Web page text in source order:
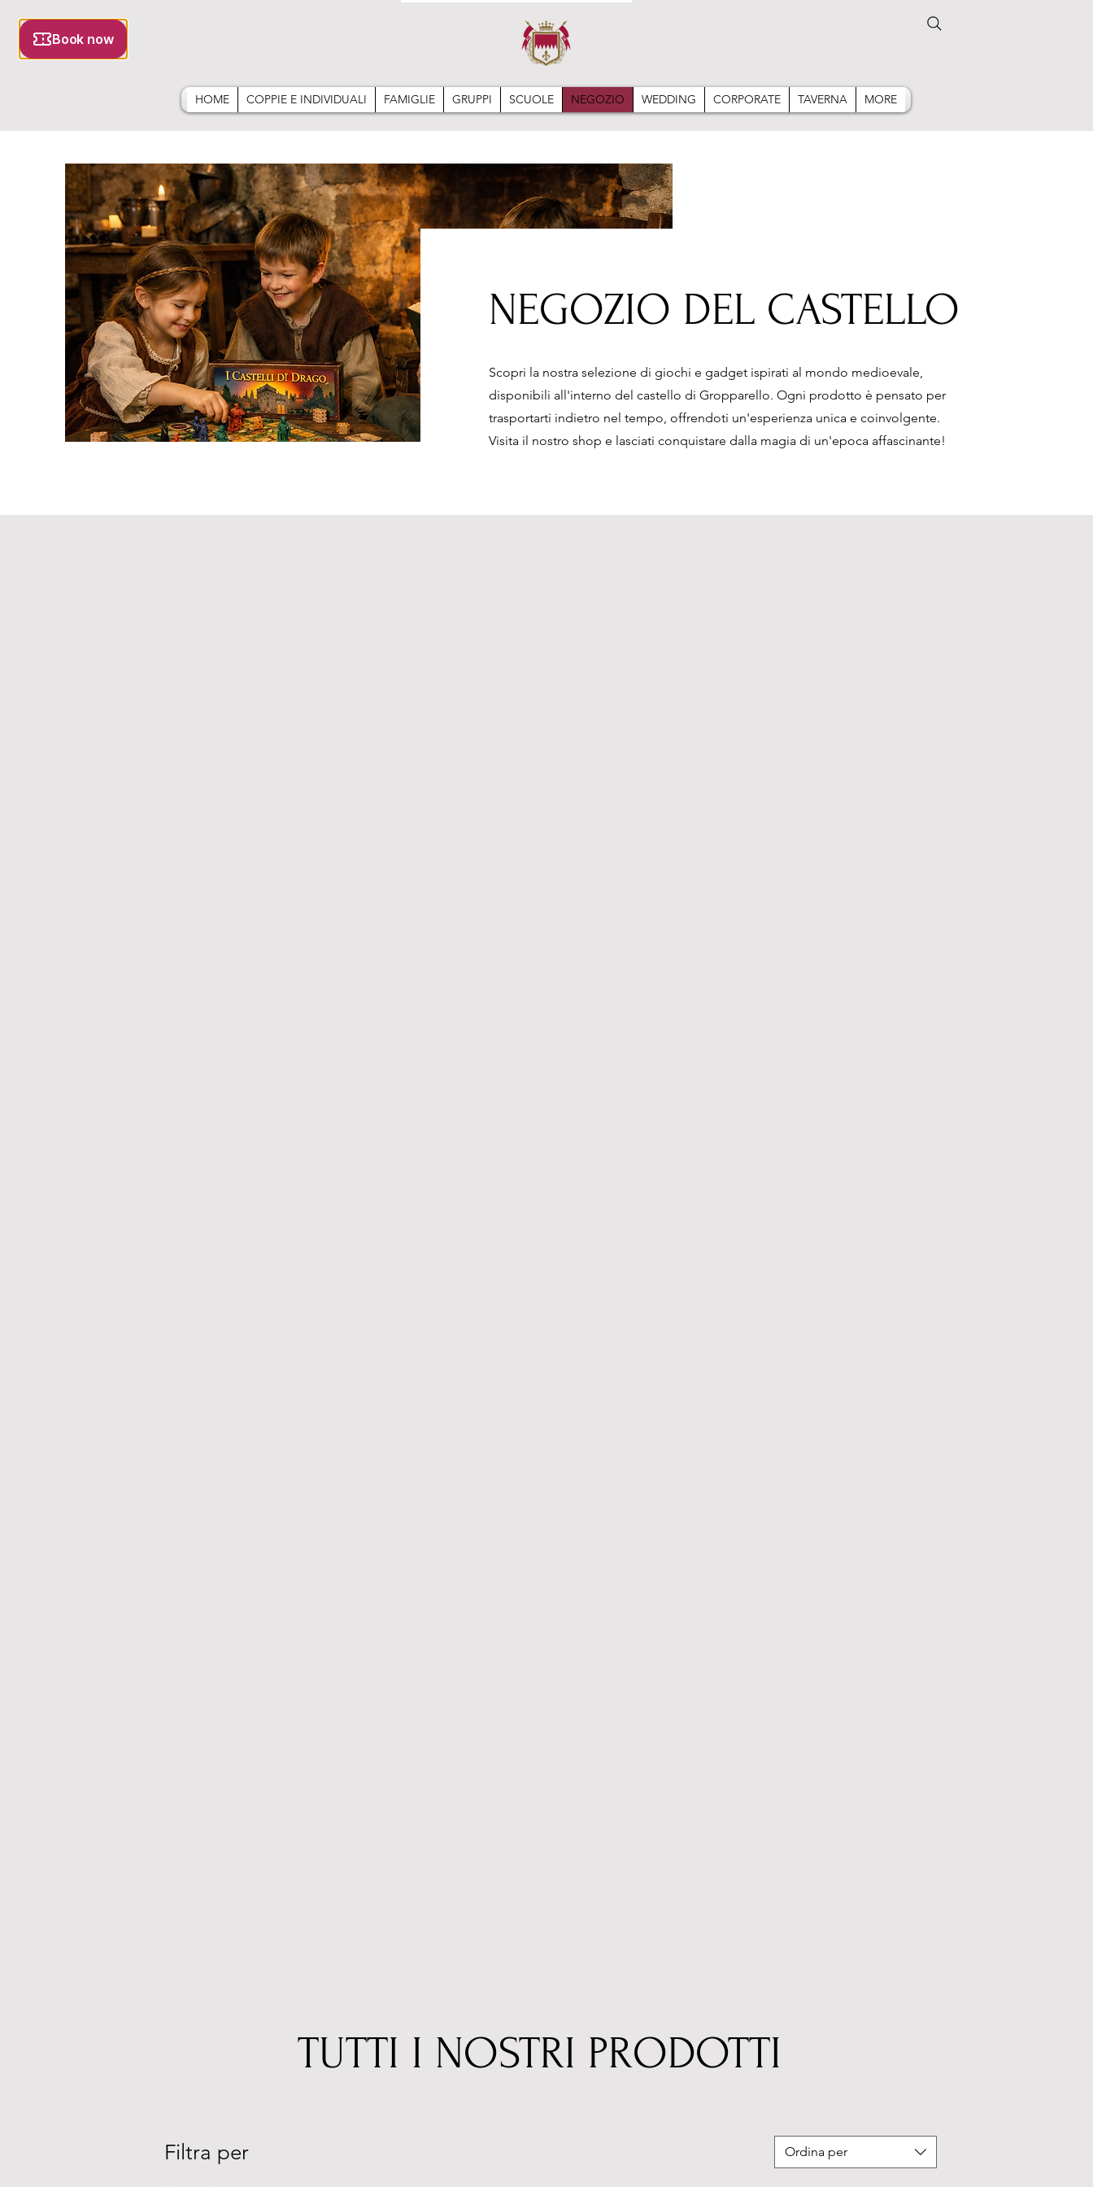
HOME COPPIE E INDIVIDUALI FAMIGLIE GRUPPI SCUOLE NEGOZIO WEDDING CORPORATE TAVERNA MORE
NEGOZIO DEL CASTELLO
Scopri la nostra selezione di giochi e gadget ispirati al mondo medioevale,
disponibili all'interno del castello di Gropparello. Ogni prodotto è pensato per
trasportarti indietro nel tempo, offrendoti un'esperienza unica e coinvolgente.
Visita il nostro shop e lasciati conquistare dalla magia di un'epoca affascinante!
TUTTI I NOSTRI PRODOTTI
Filtra per Ordina per